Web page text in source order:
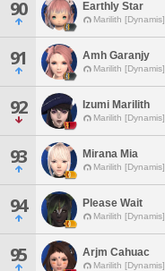
90 Earthly Star
Marilith [Dynamis]
91 Amh Garanjy
Marilith [Dynamis]
92 Izumi Marilith
Marilith [Dynamis]
93 Mirana Mia
Marilith [Dynamis]
94 Please Wait
Marilith [Dynamis]
95 Arjm Cahuac
Marilith [Dynamis]